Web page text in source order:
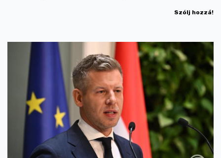
Szólj hozzá!